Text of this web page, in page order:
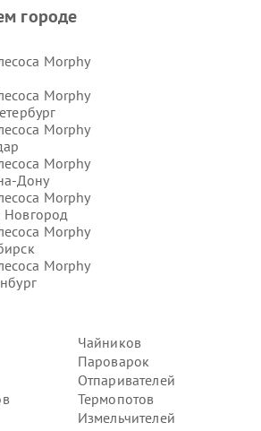
Чайников
Пароварок
Отпаривателей
Термопотов
Измельчителей
городе
Morphy
Morphy
Morphy
Morphy
Дону
Morphy
Morphy
Morphy
Morphy
Morphy
Morphy